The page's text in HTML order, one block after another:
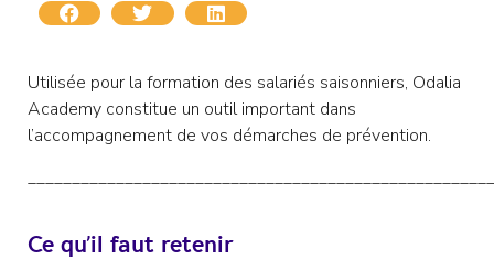
Utilisée pour la formation des salariés saisonniers, Odalia
Academy constitue un outil important dans
l’accompagnement de vos démarches de prévention.
Ce qu’il faut retenir